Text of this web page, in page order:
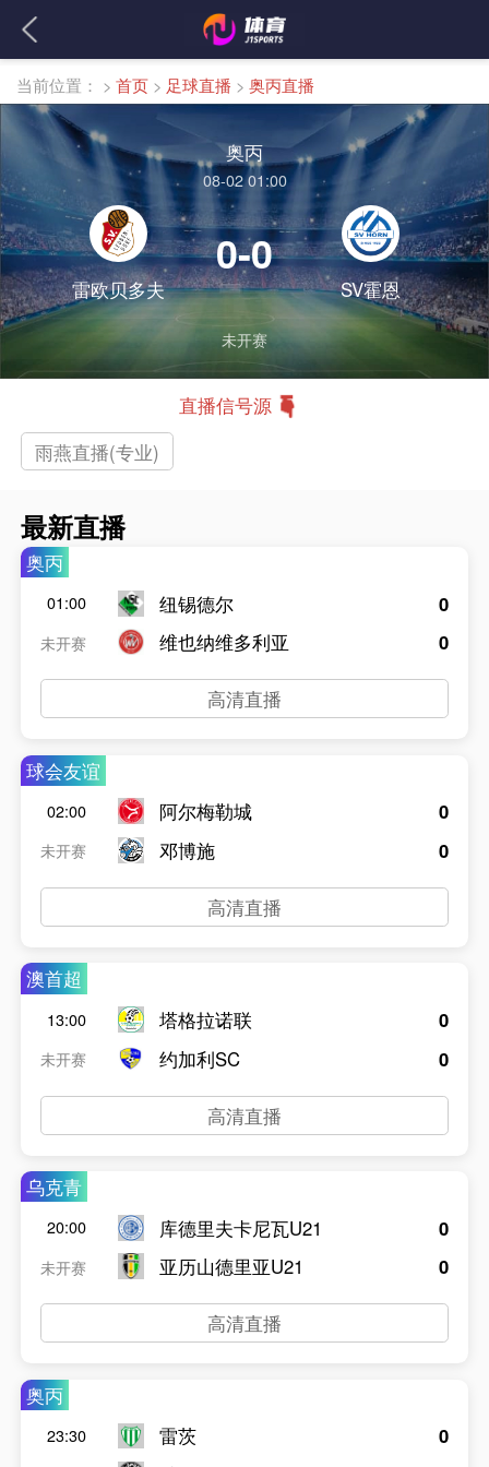
当前位置： > 首页 > 足球直播 > 奥丙直播
奥丙
08-02 01:00
雷欧贝多夫
0-0
SV霍恩
未开赛
直播信号源
雨燕直播(专业)
最新直播
奥丙
01:00
未开赛
纽锡德尔
维也纳维多利亚
0
0
高清直播
球会友谊
02:00
未开赛
阿尔梅勒城
邓博施
0
0
高清直播
澳首超
13:00
未开赛
塔格拉诺联
约加利SC
0
0
高清直播
乌克青
20:00
未开赛
库德里夫卡尼瓦U21
亚历山德里亚U21
0
0
高清直播
奥丙
23:30
雷茨
0